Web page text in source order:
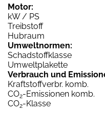
Motor:
kW / PS
Treibstoff
Hubraum
Umweltnormen:
Schadstoffklasse
Umweltplakette
Verbrauch und
Kraftstoffverbr. komb.
CO2-Emissionen komb.
CO2-Klasse